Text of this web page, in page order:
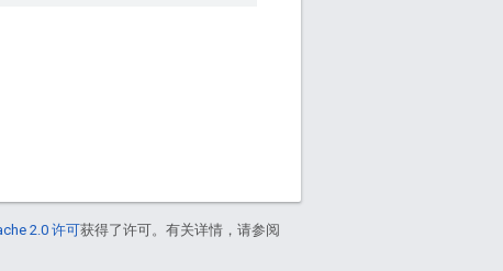
2.0 许可获得了许可。有关详情，请参阅